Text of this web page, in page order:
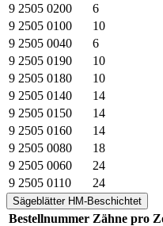
9 2505 0200
6
9 2505 0100
10
9 2505 0040
6
9 2505 0190
10
9 2505 0180
10
9 2505 0140
14
9 2505 0150
14
9 2505 0160
14
9 2505 0080
18
9 2505 0060
24
9 2505 0110
24
Sägeblätter HM-Beschichtet
Bestellnummer Zähne pro